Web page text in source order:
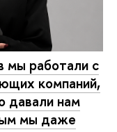
мы работали с
компаний,
давали нам
мы даже